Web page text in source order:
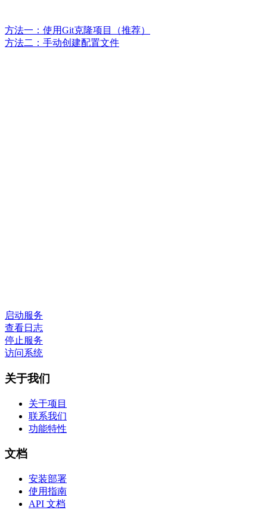
方法一：使用Git克隆项目（推荐）
方法二：手动创建配置文件
启动服务
查看日志
停止服务
访问系统
关于我们
关于项目
联系我们
功能特性
文档
安装部署
使用指南
API 文档